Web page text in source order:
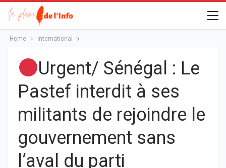
Home International
Urgent/ Sénégal : Le
Pastef interdit à ses
militants de rejoindre le
gouvernement sans
l’aval du parti